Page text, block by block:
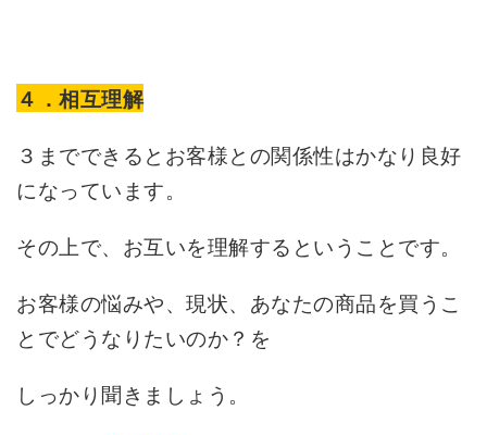
４．相互理解
３までできるとお客様との関係性はかなり良好
になっています。
その上で、お互いを理解するということです。
お客様の悩みや、現状、あなたの商品を買うこ
とでどうなりたいのか？を
しっかり聞きましょう。